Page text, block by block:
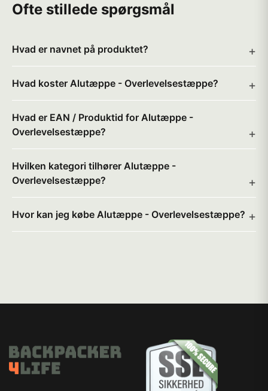
Ofte stillede spørgsmål
Hvad er navnet på produktet?
Hvad koster Alutæppe - Overlevelsestæppe?
Hvad er EAN / Produktid for Alutæppe -
Overlevelsestæppe?
Hvilken kategori tilhører Alutæppe -
Overlevelsestæppe?
Hvor kan jeg købe Alutæppe - Overlevelsestæppe?